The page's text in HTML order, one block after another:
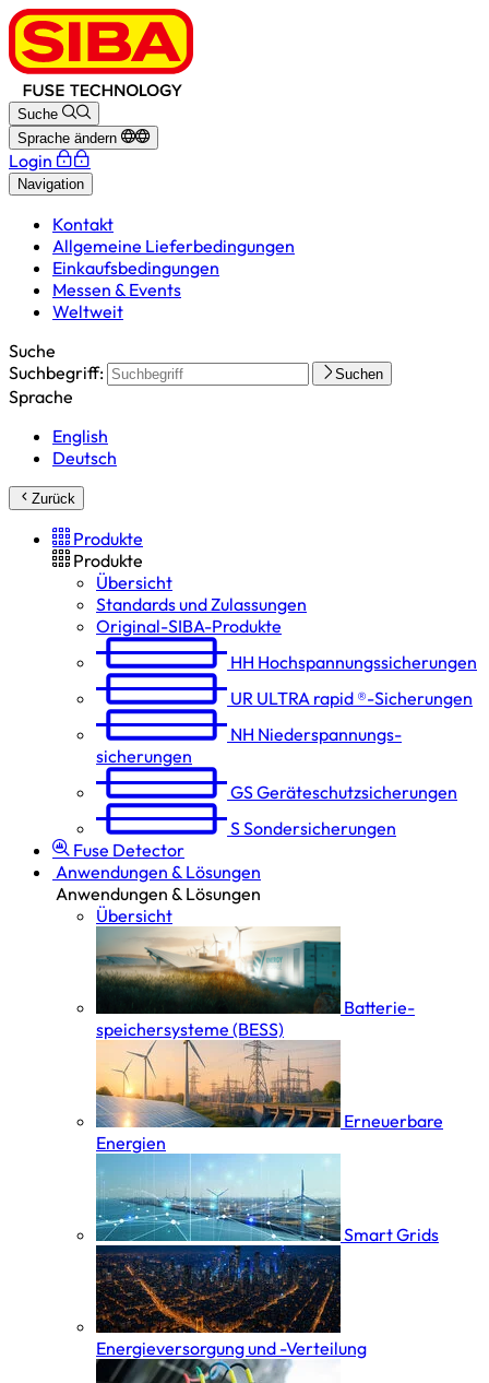
Suche
Sprache ändern
Login
Navigation
Kontakt
Allgemeine Lieferbedingungen
Einkaufsbedingungen
Messen & Events
Weltweit
Suche
Suchbegriff:
Suchen
Sprache
English
Deutsch
Zurück
Produkte
Produkte
Übersicht
Standards und Zulassungen
Original-SIBA-Produkte
HH Hochspannungs­sicherungen
UR ULTRA rapid ®-Sicherungen
NH Niederspannungs­
sicherungen
GSGeräteschutz­sicherungen
SSondersicherungen
Fuse Detector
Anwendungen & Lösungen
Anwendungen & Lösungen
Übersicht
Batterie­
speicher­systeme (BESS)
Erneuerbare
Energien
Smart Grids
Energieversorgung und -Verteilung